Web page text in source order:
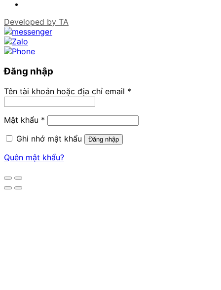
Developed by TA
Đăng nhập
Tên tài khoản hoặc địa chỉ email *
Mật khẩu *
Ghi nhớ mật khẩu
Đăng nhập
Quên mật khẩu?